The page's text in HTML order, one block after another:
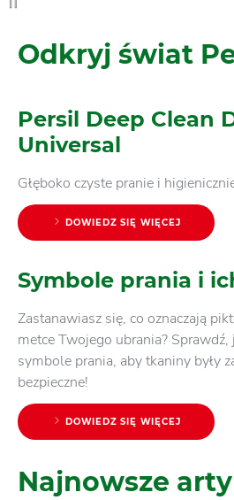
Odkryj świat
Persil Deep Clean
Universal
Głęboko czyste pranie i
DOWIEDZ SIĘ WIĘCEJ
Symbole prania i
Zastanawiasz się, co oznaczają
metce Twojego ubrania? Sprawdź,
symbole prania, aby tkaniny były
bezpieczne!
DOWIEDZ SIĘ WIĘCEJ
Najnowsze